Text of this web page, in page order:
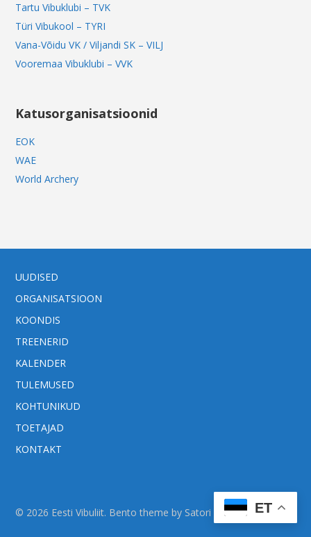
Tartu Vibuklubi – TVK
Türi Vibukool – TYRI
Vana-Võidu VK / Viljandi SK – VILJ
Vooremaa Vibuklubi – VVK
Katusorganisatsioonid
EOK
WAE
World Archery
UUDISED
ORGANISATSIOON
KOONDIS
TREENERID
KALENDER
TULEMUSED
KOHTUNIKUD
TOETAJAD
KONTAKT
© 2026 Eesti Vibuliit. Bento theme by Satori ET